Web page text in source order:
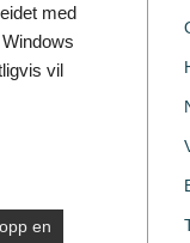
med
vil
en